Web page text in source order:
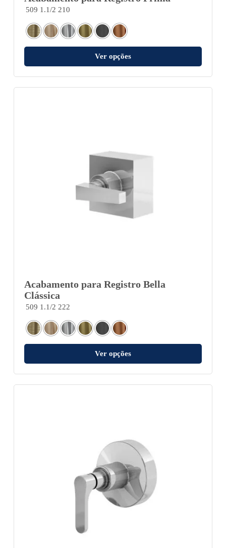
509 1.1/2 210
Ver opções
Acabamento para Registro Bella
Clássica
509 1.1/2 222
Ver opções